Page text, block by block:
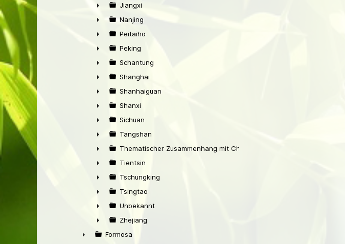
►
►
Jiangxi
►
Nanjing
►
Peitaiho
►
Peking
►
Schantung
►
Shanghai
►
Shanhaiguan
►
Shanxi
►
Sichuan
►
Tangshan
►
Thematischer Zusammenhang mit China
►
Tientsin
►
Tschungking
►
Tsingtao
►
Unbekannt
►
Zhejiang
Formosa